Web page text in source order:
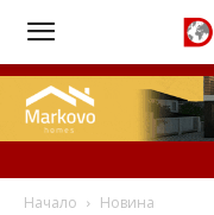
Начало Новина